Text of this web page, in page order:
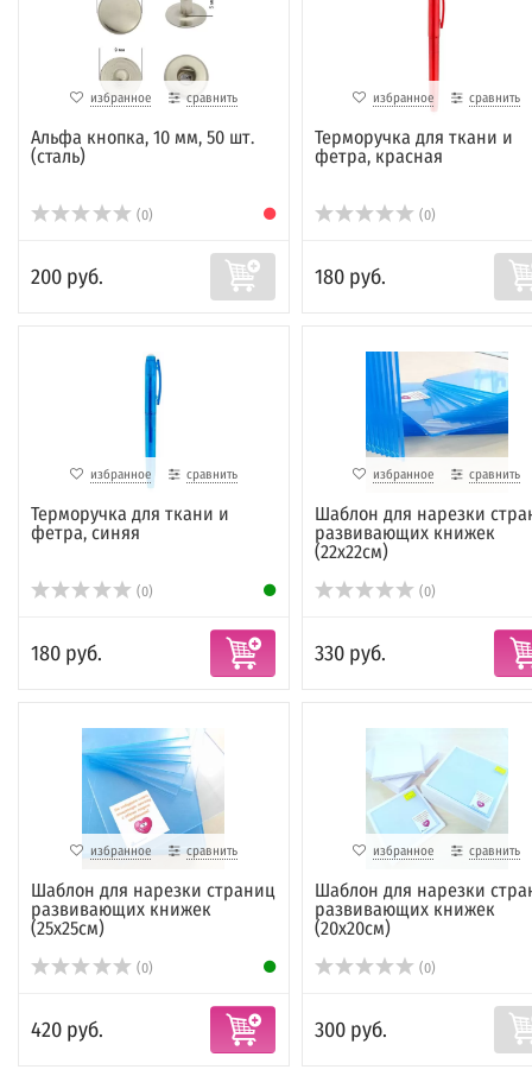
избранное сравнить
Альфа кнопка, 10 мм, 50 шт.
(сталь)
(0)
200 руб.
избранное сравнить
Терморучка для ткани и
фетра, красная
(0)
180 руб.
избранное сравнить
Терморучка для ткани и
фетра, синяя
(0)
180 руб.
избранное сравнить
Шаблон для нарезки
развивающих книжек
(22х22см)
(0)
330 руб.
избранное сравнить
Шаблон для нарезки страниц
развивающих книжек
(25х25см)
(0)
420 руб.
избранное сравнить
Шаблон для нарезки
развивающих книжек
(20х20см)
(0)
300 руб.